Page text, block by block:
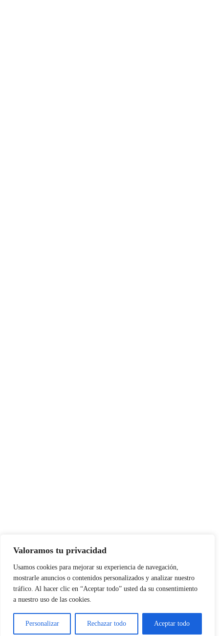
Valoramos tu privacidad
Usamos cookies para mejorar su experiencia de navegación,
mostrarle anuncios o contenidos personalizados y analizar nuestro
tráfico. Al hacer clic en “Aceptar todo” usted da su consentimiento
a nuestro uso de las cookies.
Personalizar Rechazar todo Aceptar todo